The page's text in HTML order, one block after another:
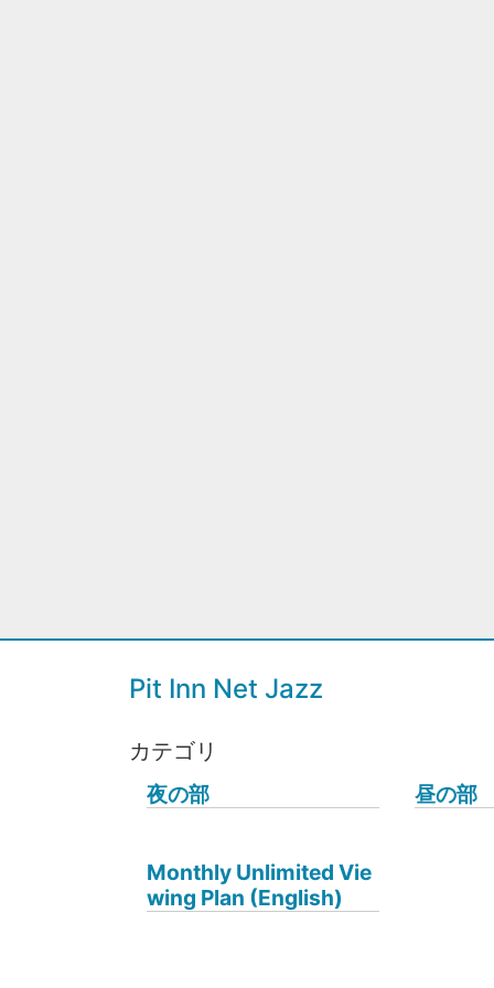
Pit Inn Net Jazz
カテゴリ
夜の部
昼の部
Monthly Unlimited Vie
wing Plan (English)